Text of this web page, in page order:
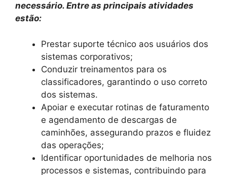
necessário. Entre as principais atividades
estão:
Prestar suporte técnico aos usuários dos
sistemas corporativos;
Conduzir treinamentos para os
classificadores, garantindo o uso correto
dos sistemas.
Apoiar e executar rotinas de faturamento
e agendamento de descargas de
caminhões, assegurando prazos e fluidez
das operações;
Identificar oportunidades de melhoria nos
processos e sistemas, contribuindo para